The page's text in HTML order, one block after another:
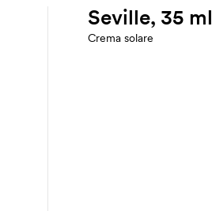
Seville, 35 ml
Crema solare